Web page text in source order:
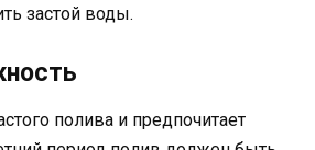
застой воды.
полива и предпочитает